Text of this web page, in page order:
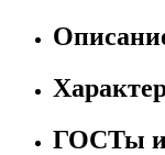
ГОСТы